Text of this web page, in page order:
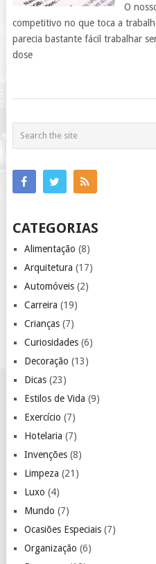
O
competitivo no que toca a
parecia bastante fácil trabalhar
dose
CATEGORIAS
Alimentação (8)
Arquitetura (17)
Automóveis(2)
Carreira (19)
Crianças(7)
Curiosidades(6)
Decoração (13)
Dicas(23)
Estilos de Vida (9)
Exercício (7)
Hotelaria (7)
Invenções(8)
Limpeza (21)
Luxo (4)
Mundo (7)
Ocasiões Especiais(7)
Organização (6)